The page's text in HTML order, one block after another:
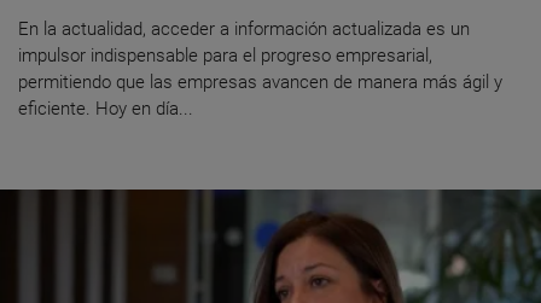
En la actualidad, acceder a información actualizada es un
impulsor indispensable para el progreso empresarial,
permitiendo que las empresas avancen de manera más ágil y
eficiente. Hoy en día...